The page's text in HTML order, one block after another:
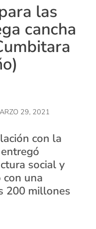
las
cancha
29, 2021
con la
social y
una
200 millones